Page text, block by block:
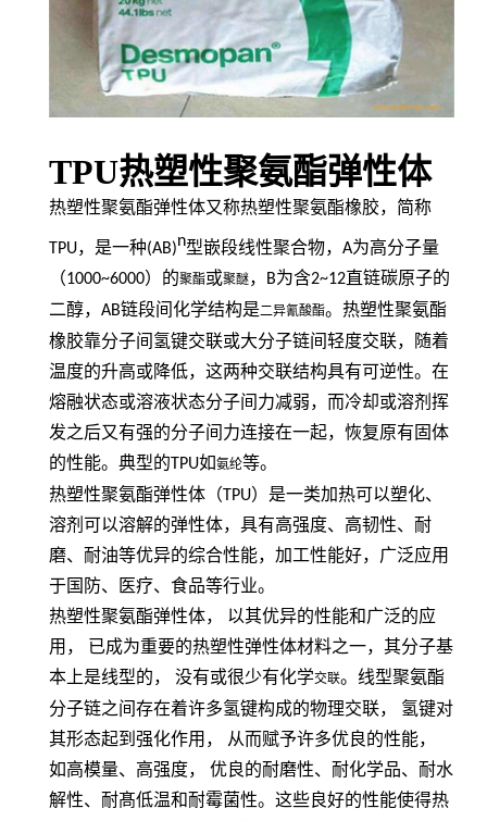
TPU热塑性聚氨酯弹性体
热塑性聚氨酯弹性体又称热塑性聚氨酯橡胶，简称
TPU，是一种(AB)n型嵌段线性聚合物， A为高分子量
（1000~6000）的聚酯或聚醚， B为含2~12 直链碳原子的
二醇， AB链段间化学结构是二异氰酸酯。热塑性聚氨酯
橡胶靠分子间氢键交联或大分子链间轻度交联，随着
温度的升高或降低，这两种交联结构具有可逆性。在
熔融状态或溶液状态分子间力减弱，而冷却或溶剂挥
发之后又有强的分子间力连接在一起，恢复原有固体
的性能。典型的TPU如氨纶等。
热塑性聚氨酯弹性体（TPU）是一类加热可以塑化、
溶剂可以溶解的弹性体，具有高强度、高韧性、耐
磨、耐油等优异的综合性能，加工性能好，广泛应用
于国防、医疗、食品等行业。
热塑性聚氨酯弹性体，
以其优异的性能和广泛的应
用，
已成为重要的热塑性弹性体材料之一，其分子基
本上是线型的，
没有或很少有化学交联。线型聚氨酯
分子链之间存在着许多氢键构成的物理交联，
氢键对
其形态起到强化作用，
从而赋予许多优良的性能，
如高模量、高强度，
优良的耐磨性、耐化学品、耐水
解性、耐髙低温和耐霉菌性。这些良好的性能使得热